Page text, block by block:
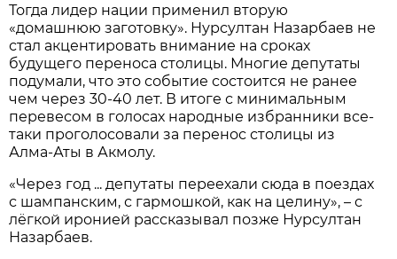
Тогда лидер нации применил вторую
«домашнюю заготовку». Нурсултан Назарбаев не
стал акцентировать внимание на сроках
будущего переноса столицы. Многие депутаты
подумали, что это событие состоится не ранее
чем через 30-40 лет. В итоге с минимальным
перевесом в голосах народные избранники все-
таки проголосовали за перенос столицы из
Алма-Аты в Акмолу.
«Через год ... депутаты переехали сюда в поездах
с шампанским, с гармошкой, как на целину», – с
лёгкой иронией рассказывал позже Нурсултан
Назарбаев.